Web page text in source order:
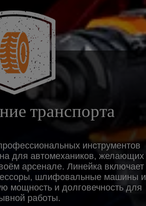
транспорта
инструментов
для автомехаников, желающих
арсенале. Линейка включает
шлифовальные машины и
мощность и долговечность для
работы.